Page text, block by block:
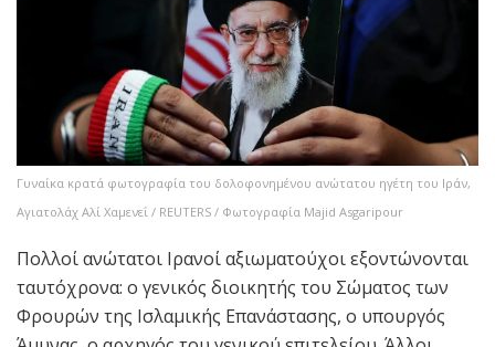
Γυναίκα κρατά φωτογραφία του δολοφονημένου ανώτατου ηγέτη του Ιράν,
Αγιατολάχ Αλί Χαμενεΐ / REUTERS / Φωτογραφία Majid Asgaripour
Πολλοί ανώτατοι Ιρανοί αξιωματούχοι εξοντώνονται
ταυτόχρονα: ο γενικός διοικητής του Σώματος των
Φρουρών της Ισλαμικής Επανάστασης, ο υπουργός